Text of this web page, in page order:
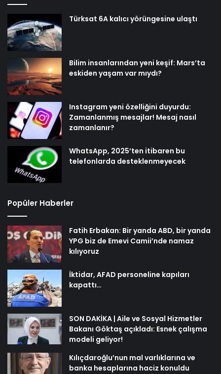
Türksat 6A kalıcı yörüngesine ulaştı
Bilim insanlarından yeni keşif: Mars’ta
eskiden yaşam var mıydı?
Instagram yeni özelliğini duyurdu:
Zamanlanmış mesajlar! Mesaj nasıl
zamanlanır?
WhatsApp, 2025’ten itibaren bu
telefonlarda desteklenmeyecek
Popüler Haberler
Fatih Erbakan: Bir yanda ABD, bir yanda
YPG biz de Emevi Camii’nde namaz
kılıyoruz
İktidar, AFAD personeline kapıları
kapattı…
SON DAKİKA | Aile ve Sosyal Hizmetler
Bakanı Göktaş açıkladı: Esnek çalışma
modeli geliyor!
Kılıçdaroğlu’nun mal varlıklarına ve
banka hesaplarına haciz konuldu